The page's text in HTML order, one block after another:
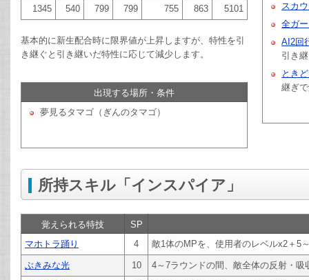
1345
540 799 799 755 863 5101
基本的に新生配合時に限界値が上昇しますが、特性を引
き継ぐと引き継いだ特性に応じて減少します。
出現する場所・条件
夢見るタマゴ（ぎんのタマゴ）
スカ
全ガ
AI2回
引き
とき
継ぎ
所持スキル「インスパイア」
覚えられる特技
SP
マホトラ踊り
4 敵1体のMPを、使用者のレベルx2＋5
ぶきみな光 10 4～7ラウンドの間、敵全体の反射・